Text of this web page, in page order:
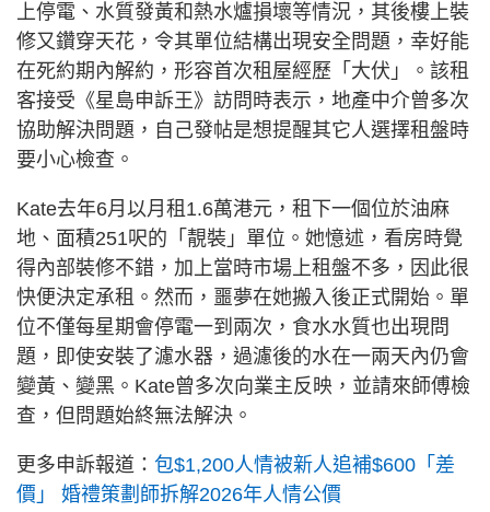
上停電、水質發黃和熱水爐損壞等情況，其後樓上裝
修又鑽穿天花，令其單位結構出現安全問題，幸好能
在死約期內解約，形容首次租屋經歷「大伏」。該租
客接受《星島申訴王》訪問時表示，地產中介曾多次
協助解決問題，自己發帖是想提醒其它人選擇租盤時
要小心檢查。
Kate去年6月以月租1.6萬港元，租下一個位於油麻
地、面積251呎的「靚裝」單位。她憶述，看房時覺
得內部裝修不錯，加上當時市場上租盤不多，因此很
快便決定承租。然而，噩夢在她搬入後正式開始。單
位不僅每星期會停電一到兩次，食水水質也出現問
題，即使安裝了濾水器，過濾後的水在一兩天內仍會
變黃、變黑。Kate曾多次向業主反映，並請來師傅檢
查，但問題始終無法解決。
更多申訴報道： 包$1,200人情被新人追補$600「差
價」 婚禮策劃師拆解2026年人情公價